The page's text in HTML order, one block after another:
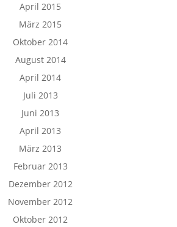
April 2015
März 2015
Oktober 2014
August 2014
April 2014
Juli 2013
Juni 2013
April 2013
März 2013
Februar 2013
Dezember 2012
November 2012
Oktober 2012